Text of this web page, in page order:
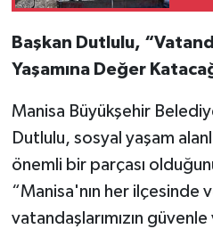
Başkan Dutlulu,
Yaşamına Değer
Manisa Büyükşehir
Dutlulu, sosyal yaşam
önemli bir parçası
“Manisa'nın her ilçesinde
vatandaşlarımızın